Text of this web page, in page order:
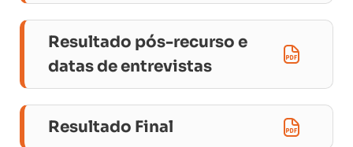
Resultado pós-recurso e
datas de entrevistas
Resultado Final